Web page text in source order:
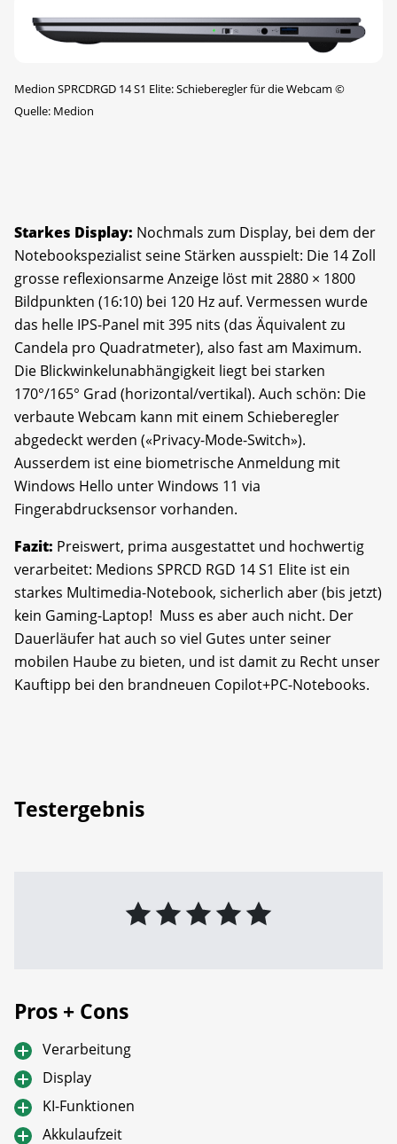
Medion SPRCDRGD 14 S1 Elite: Schieberegler für die Webcam ©
Quelle: Medion
Starkes Display: Nochmals zum Display, bei dem der
Notebookspezialist seine Stärken ausspielt: Die 14 Zoll
grosse reflexionsarme Anzeige löst mit 2880 × 1800
Bildpunkten (16:10) bei 120 Hz auf. Vermessen wurde
das helle IPS-Panel mit 395 nits (das Äquivalent zu
Candela pro Quadratmeter), also fast am Maximum.
Die Blickwinkelunabhängigkeit liegt bei starken
170°/165° Grad (horizontal/vertikal). Auch schön: Die
verbaute Webcam kann mit einem Schieberegler
abgedeckt werden («Privacy-Mode-Switch»).
Ausserdem ist eine biometrische Anmeldung mit
Windows Hello unter Windows 11 via
Fingerabdrucksensor vorhanden.
Fazit: Preiswert, prima ausgestattet und hochwertig
verarbeitet: Medions SPRCD RGD 14 S1 Elite ist ein
starkes Multimedia-Notebook, sicherlich aber (bis jetzt)
kein Gaming-Laptop! Muss es aber auch nicht. Der
Dauerläufer hat auch so viel Gutes unter seiner
mobilen Haube zu bieten, und ist damit zu Recht unser
Kauftipp bei den brandneuen Copilot+PC-Notebooks.
Testergebnis
Pros + Cons
Verarbeitung
Display
KI-Funktionen
Akkulaufzeit